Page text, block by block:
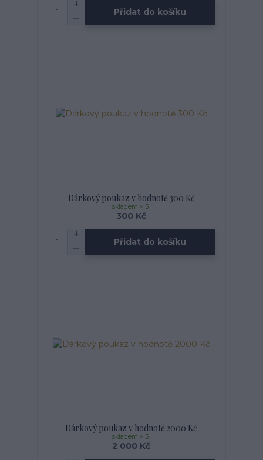
Přidat do košíku
Dárkový poukaz v hodnotě 300 Kč
300 Kč
skladem > 5
Přidat do košíku
Dárkový poukaz v hodnotě 2000 Kč
2 000 Kč
skladem > 5